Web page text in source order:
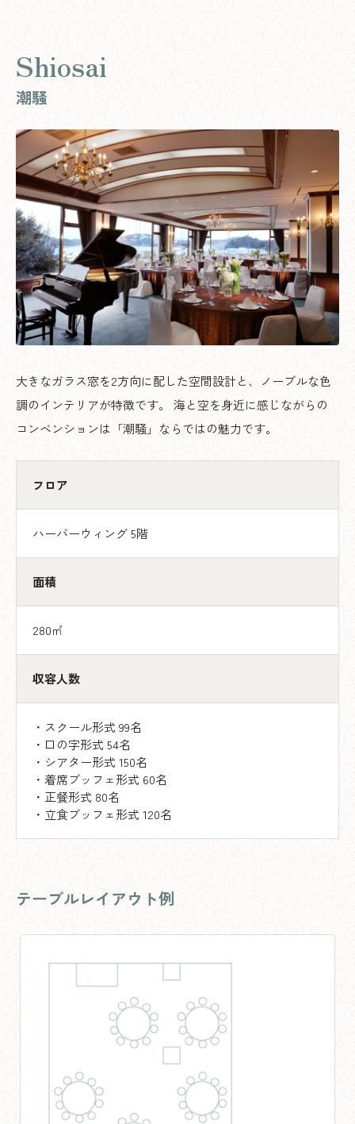
Shiosai
潮騒
大きなガラス窓を2方向に配した空間設計と、ノーブルな色
調のインテリアが特徴です。 海と空を身近に感じながらの
コンベンションは「潮騒」ならではの魅力です。
フロア
ハーバーウィング 5階
面積
280㎡
収容人数
・スクール形式 99名
・口の字形式 54名
・シアター形式 150名
・着席ブッフェ形式 60名
・正餐形式 80名
・立食ブッフェ形式 120名
テーブルレイアウト例